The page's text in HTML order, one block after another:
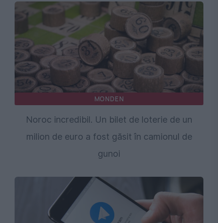
MONDEN
Noroc incredibil. Un bilet de loterie de un
milion de euro a fost găsit în camionul de
gunoi